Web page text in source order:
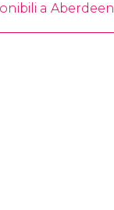
a Aberdeen